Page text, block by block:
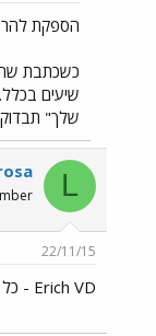
הספקת
כשכתבת
שיעים
שלך"
L
22/11/15
Erich VD - כל מילה מלמיליאן.